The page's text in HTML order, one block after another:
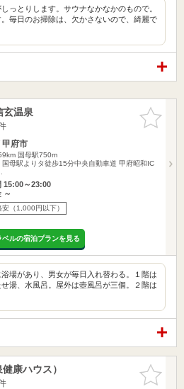
っとりします。サウナなかなかのもので。
毎日のお掃除は、欠かさないので、綺麗で
お気に入
りに追加
玄温泉
甲府市
国母駅750m
国母駅よりタ徒歩15分中央自動車道 甲府昭和IC
15:00～23:00
～
安（1,000円以下）
ベルの宿泊プランを見る
場があり、男女が毎日入れ替わる。１階は
湯、水風呂。屋外は壺風呂が三個。２階は
お気に入
りに追加
康ハウス）